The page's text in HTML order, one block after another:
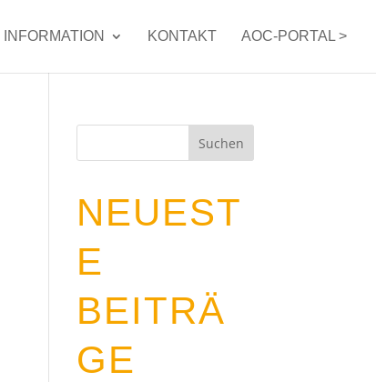
INFORMATION KONTAKT AOC-PORTAL >
NEUEST
E
BEITRÄ
GE